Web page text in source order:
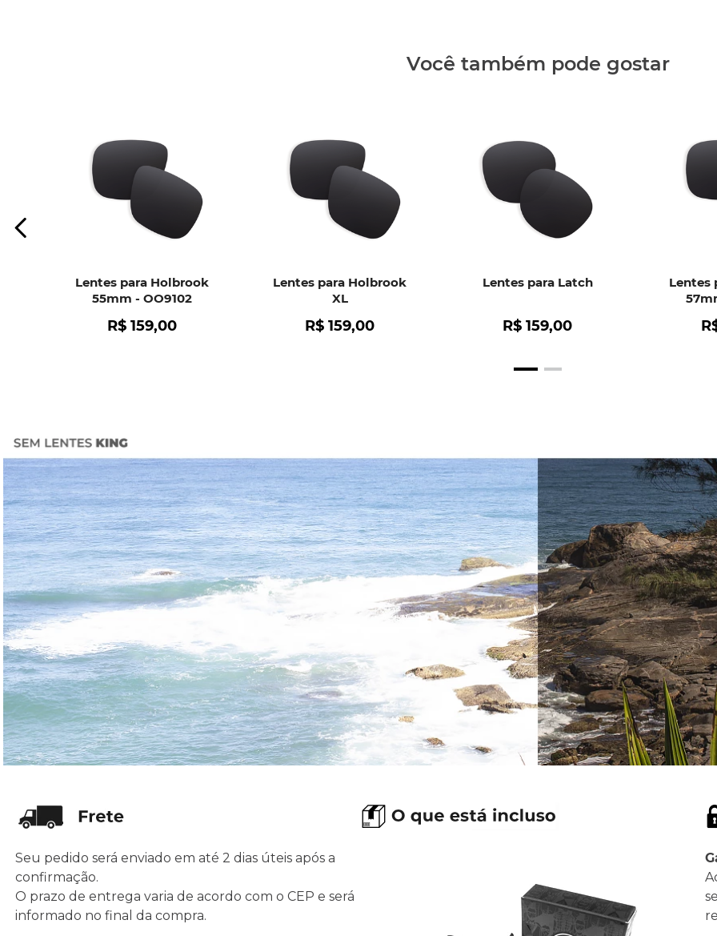
Você também pode gostar
Lentes para Holbrook
55mm - OO9102
R$ 159,00
Lentes para Holbrook
XL
R$ 159,00
Lentes para Latch
R$ 159,00
Lentes
Seu pedido será enviado em até 2 dias úteis após a
confirmação.
O prazo de entrega varia de acordo com o CEP e será
informado no final da compra.